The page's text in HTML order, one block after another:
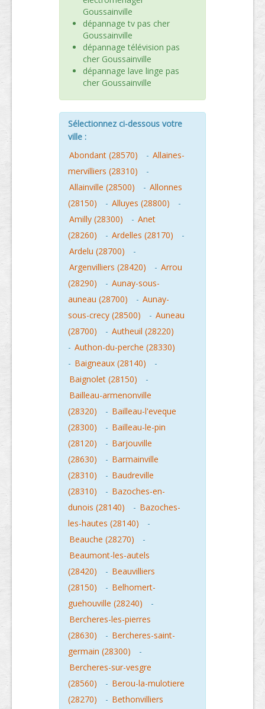
Goussainville
dépannage tv pas cher
Goussainville
dépannage télévision pas
cher Goussainville
dépannage lave linge pas
cher Goussainville
Sélectionnez ci-dessous votre
ville :
Abondant (28570)
- Allaines-
mervilliers (28310)
-
Allainville (28500)
- Allonnes
(28150)
- Alluyes (28800)
-
Amilly (28300)
- Anet
(28260)
- Ardelles (28170)
-
Ardelu (28700)
-
Argenvilliers (28420)
- Arrou
(28290)
- Aunay-sous-
auneau (28700)
- Aunay-
sous-crecy (28500)
- Auneau
(28700)
- Autheuil (28220)
- Authon-du-perche (28330)
- Baigneaux (28140)
-
Baignolet (28150)
-
Bailleau-armenonville
(28320)
- Bailleau-l'eveque
(28300)
- Bailleau-le-pin
(28120)
- Barjouville
(28630)
- Barmainville
(28310)
- Baudreville
(28310)
- Bazoches-en-
dunois (28140)
- Bazoches-
les-hautes (28140)
-
Beauche (28270)
-
Beaumont-les-autels
(28420)
- Beauvilliers
(28150)
- Belhomert-
guehouville (28240)
-
Bercheres-les-pierres
(28630)
- Bercheres-saint-
germain (28300)
-
Bercheres-sur-vesgre
(28560)
- Berou-la-mulotiere
(28270)
- Bethonvilliers